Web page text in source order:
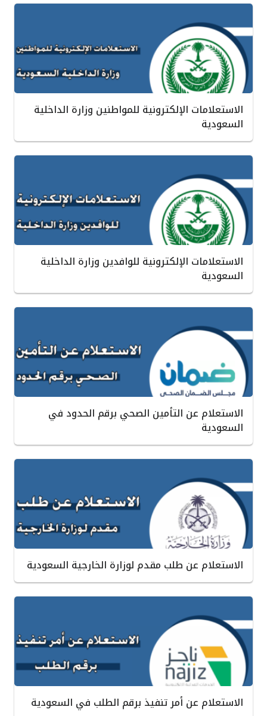
الاستعلامات الإلكترونية للمواطنين وزارة الداخلية
السعودية
الاستعلامات الإلكترونية للوافدين وزارة الداخلية
السعودية
الاستعلام عن التأمين الصحي برقم الحدود في
السعودية
الاستعلام عن طلب مقدم لوزارة الخارجية السعودية
الاستعلام عن أمر تنفيذ برقم الطلب في السعودية